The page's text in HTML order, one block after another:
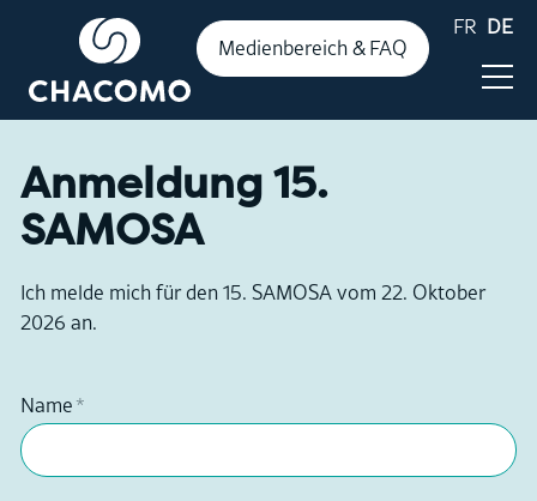
Medienbereich & FAQ
FR DE
Aktuelles
Publikationen
Anmeldung 15.
SAMOSA
Ich melde mich für den 15. SAMOSA vom 22. Oktober
2026 an.
Name *